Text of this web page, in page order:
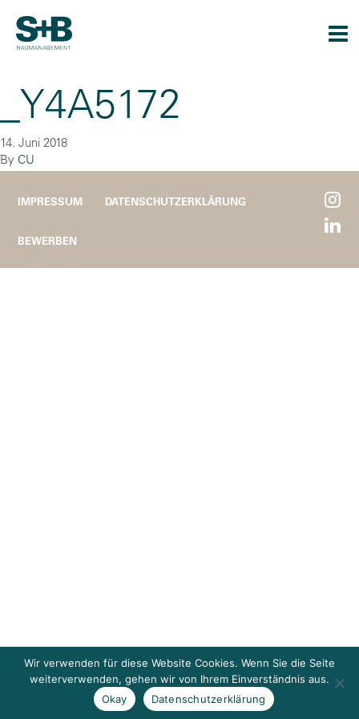
_Y4A5172
14. Juni 2018
By CU
IMPRESSUM DATENSCHUTZERKLÄRUNG
BEWERBEN
Wir verwenden für diese Website Cookies. Wenn Sie die Seite
weiterverwenden, gehen wir von Ihrem Einverständnis aus.
Okay
Datenschutzerklärung